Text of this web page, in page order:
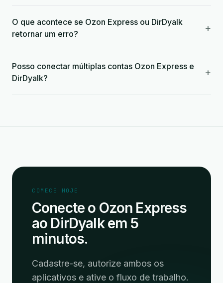
O que acontece se Ozon Express ou DirDyalk
retornar um erro?
+
Posso conectar múltiplas contas Ozon Express e
DirDyalk?
+
COMECE HOJE
Conecte o Ozon Express
ao DirDyalk em 5
minutos.
Cadastre-se, autorize ambos os
aplicativos e ative o fluxo de trabalho.